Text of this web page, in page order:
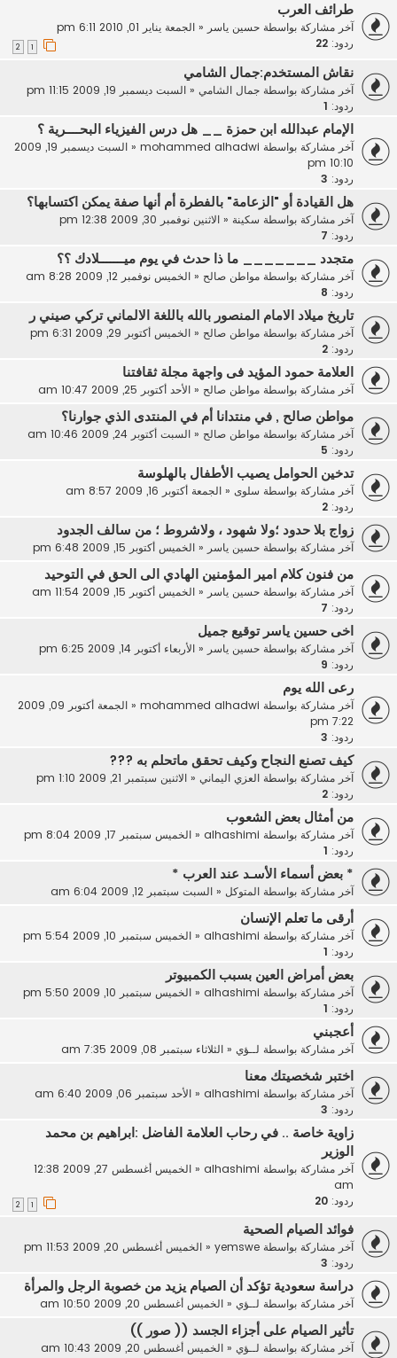
طرائف العرب
آخر مشاركة بواسطة حسين ياسر« الجمعة يناير 01, 2010 6:11 pm
ردود: 22
نقاش المستخدم:جمال الشامي
آخر مشاركة بواسطة جمال الشامي « السبت ديسمبر 19, 2009 11:15 pm
ردود:
الإمام عبدالله ابن حمزة __ هل درس الفيزياء البحــــرية ؟
آخر مشاركة بواسطة mohammed alhadwi
«
السبت ديسمبر 19, 2009
10:10 pm
ردود: 3
هل القيادة أو "الزعامة" بالفطرة أم أنها صفة يمكن اكتسابها؟
آخر مشاركة بواسطة سكينة« الاثنين نوفمبر 30, 2009 12:38 pm
ردود: 7
متجدد _______ ما ذا حدث في يوم ميـــــــلادك ؟؟
آخر مشاركة بواسطة مواطن صالح« الخميس نوفمبر 12, 2009 8:28 am
ردود: 8
تاريخ ميلاد الامام المنصور بالله باللغة الالماني تركي صيني ر
آخر مشاركة بواسطة مواطن صالح« الخميس أكتوبر 29, 2009 6:31 pm
ردود: 2
العلامة حمود المؤيد فى واجهة مجلة ثقافتنا
آخر مشاركة بواسطة مواطن صالح« الأحد أكتوبر 25, 2009 10:47 am
مواطن صالح , في منتدانا أم في المنتدى الذي جوارنا؟
آخر مشاركة بواسطة مواطن صالح« السبت أكتوبر 24, 2009 10:46 am
ردود: 5
تدخين الحوامل يصيب الأطفال بالهلوسة
آخر مشاركة بواسطة سلوى« الجمعة أكتوبر 16, 2009 8:57 am
ردود: 2
زواج بلا حدود ؛ولا شهود ، ولاشروط ؛ من سالف الجدود
آخر مشاركة بواسطة حسين ياسر« الخميس أكتوبر 15, 2009 6:48 pm
من فنون كلام امير المؤمنين الهادي الى الحق في التوحيد
آخر مشاركة بواسطة حسين ياسر« الخميس أكتوبر 15, 2009 11:54 am
ردود: 7
اخى حسين ياسر توقيع جميل
آخر مشاركة بواسطة حسين ياسر« الأربعاء أكتوبر 14, 2009 6:25 pm
ردود: 9
رعى الله يوم
آخر مشاركة بواسطة mohammed alhadwi
«
الجمعة أكتوبر 09, 2009
7:22 pm
ردود: 3
كيف تصنع النجاح وكيف تحقق ماتحلم به ???
آخر مشاركة بواسطة العزي اليماني « الاثنين سبتمبر 21, 2009 1:10 pm
ردود: 2
من أمثال بعض الشعوب
آخر مشاركة بواسطة alhashimi
« الخميس سبتمبر 17, 2009 8:04 pm
ردود:
* بعض أسماء الأسـد عند العرب *
آخر مشاركة بواسطة المتوكل « السبت سبتمبر 12, 2009 6:04 am
أرقى ما تعلم الإنسان
آخر مشاركة بواسطة alhashimi
« الخميس سبتمبر 10, 2009 5:54 pm
ردود:
بعض أمراض العين بسبب الكمبيوتر
آخر مشاركة بواسطة alhashimi
« الخميس سبتمبر 10, 2009 5:50 pm
ردود:
أعجبني
آخر مشاركة بواسطة لــؤي« الثلاثاء سبتمبر 08, 2009 7:35 am
اختبر شخصيتك معنا
آخر مشاركة بواسطة alhashimi
« الأحد سبتمبر 06, 2009 6:40 am
ردود: 3
زاوية خاصة .. في رحاب العلامة الفاضل :ابراهيم بن محمد
الوزير
آخر مشاركة بواسطة alhashimi
«
الخميس أغسطس 27, 2009 12:38
am
ردود: 20
فوائد الصيام الصحية
آخر مشاركة بواسطة yemswe
« الخميس أغسطس 20, 2009 11:53 pm
ردود: 3
دراسة سعودية تؤكد أن الصيام يزيد من خصوبة الرجل والمرأة
آخر مشاركة بواسطة لــؤي« الخميس أغسطس 20, 2009 10:50 am
تأثير الصيام على أجزاء الجسد (( صور ))
آخر مشاركة بواسطة لــؤي« الخميس أغسطس 20, 2009 10:43 am